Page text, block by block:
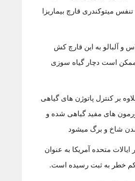
تنفس میتوکندری قارچ بیماریزا
و آلبالو به این قارچ کش
است دچار گیاه سوزی
بر کنترل پاتوژن های گیاهی
های مفید گیاهی شده و
شاخ و برگ میشود
متحده آمریکا به عنوان
کم خطر به ثبت رسیده است.